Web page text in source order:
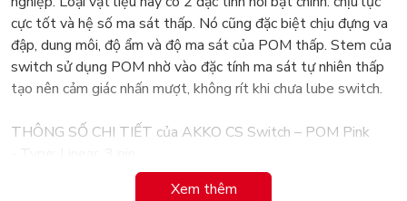
cực tốt và hệ số ma sát thấp. Nó cũng đặc biệt chịu đựng va
đập, dung môi, độ ẩm và độ ma sát của POM thấp. Stem của
switch sử dụng POM nhờ vào đặc tính ma sát tự nhiên thấp
tạo nên cảm giác nhấn mượt, không rít khi chưa lube switch.
THÔNG SỐ CHI TIẾT của AKKO CS Switch – POM Pink
- Pole Stem Length: 13.3 ± 0.1mm
Xem thêm